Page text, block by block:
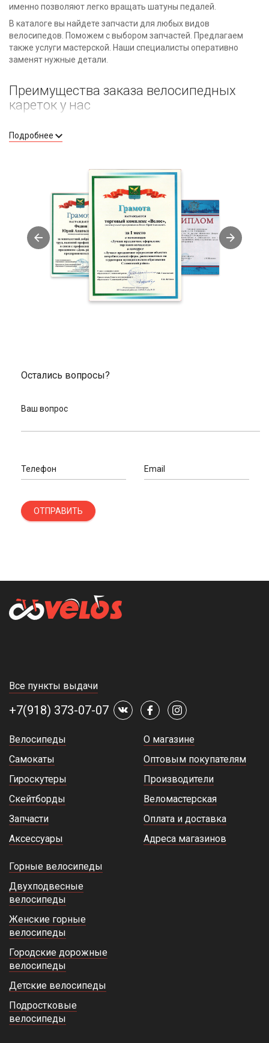
именно позволяют легко вращать шатуны педалей.
В каталоге вы найдете запчасти для любых видов
велосипедов. Поможем с выбором запчастей. Предлагаем
также услуги мастерской. Наши специалисты оперативно
заменят нужные детали.
Преимущества заказа велосипедных
кареток у нас
собственная база и масштабный склад, один из
Качественный товар от известных производителей. В
числе брендов, каретки которых мы предлагаем, -
Shimano, BBB, Kenli, Neco и другие.
Гарантируем качество продукции и долгий срок
эксплуатации. Товары соответствуют заявленным
характеристикам.
Выгодные цены на велосипедные каретки и другие
запчасти для велотехники. Покупая у нас, вы
существенно экономите.
Индивидуально подходим к вопросам каждого клиента.
Наши велоэксперты консультируют онлайн или по
велосипедов. Принимаем разные варианты оплаты, вы
транспортной компании. Вы также можете получить заказ в
возникшим вопросам.
Подробнее
Остались вопросы?
Ваш вопрос
Телефон Email
ОТПРАВИТЬ
Все пункты выдачи
+7(918) 373-07-07
Велосипеды
Самокаты
Гироскутеры
Скейтборды
Запчасти
Аксессуары
О магазине
Оптовым покупателям
Производители
Веломастерская
Оплата и доставка
Адреса магазинов
Горные велосипеды
Двухподвесные
велосипеды
Женские горные
велосипеды
Городские дорожные
велосипеды
Детские велосипеды
Подростковые
велосипеды